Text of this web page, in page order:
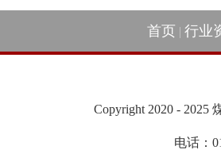
首页 | 行业
Copyright 2020 - 2025
电话：